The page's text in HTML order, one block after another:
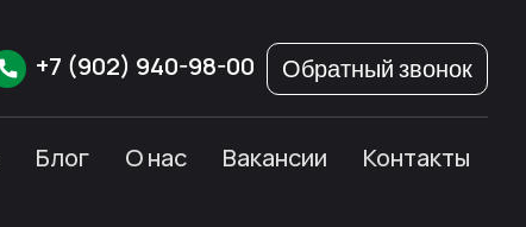
+7 (902) 940-98-00 Обратный звонок
Блог О нас Вакансии Контакты